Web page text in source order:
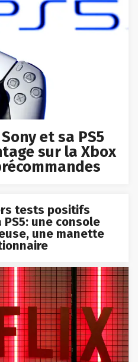
et sa PS5
sur la Xbox
tests positifs
PS5: une console
une manette